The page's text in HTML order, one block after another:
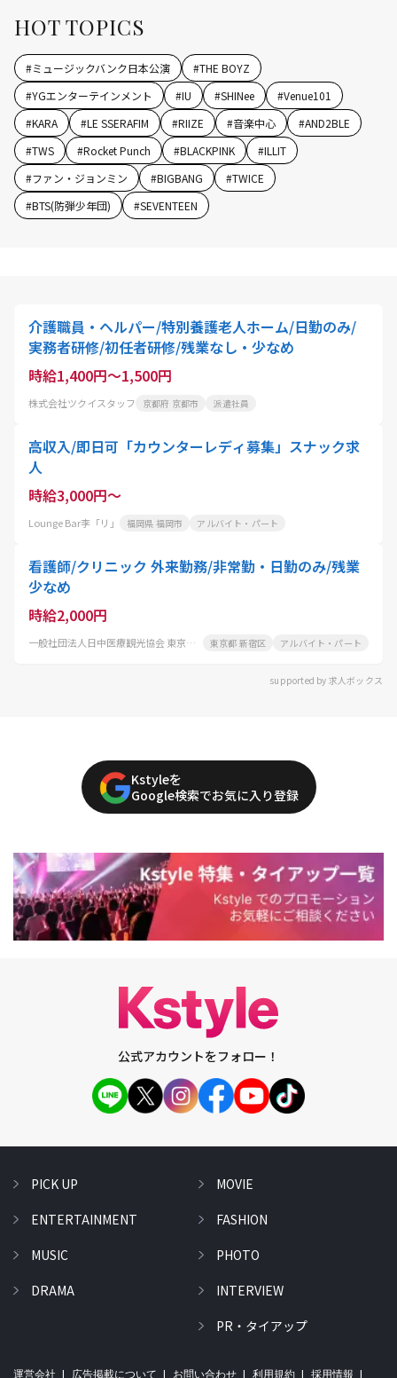
HOT TOPICS
#ミュージックバンク日本公演 #THE BOYZ
#YGエンターテインメント #IU #SHINee #Venue101
#KARA #LE SSERAFIM #RIIZE #音楽中心 #AND2BLE
#TWS #Rocket Punch #BLACKPINK #ILLIT
#ファン・ジョンミン #BIGBANG #TWICE
#BTS(防弾少年団) #SEVENTEEN
介護職員・ヘルパー/特別養護老人ホーム/日勤のみ/
実務者研修/初任者研修/残業なし・少なめ
時給1,400円～1,500円
株式会社ツクイスタッフ 京都府 京都市 派遣社員
高収入/即日可「カウンターレディ募集」スナック求
人
時給3,000円～
Lounge Bar李「リ」 福岡県 福岡市 アルバイト・パート
看護師/クリニック 外来勤務/非常勤・日勤のみ/残業
少なめ
時給2,000円
一般社団法人日中医療観光協会 東京医院 東京都 新宿区 アルバイト・パート
supported by 求人ボックス
Kstyleを
Google検索でお気に入り登録
公式アカウントをフォロー！
PICK UP
ENTERTAINMENT
MUSIC
DRAMA
MOVIE
FASHION
PHOTO
INTERVIEW
PR・タイアップ
運営会社 広告掲載について お問い合わせ 利用規約 採用情報